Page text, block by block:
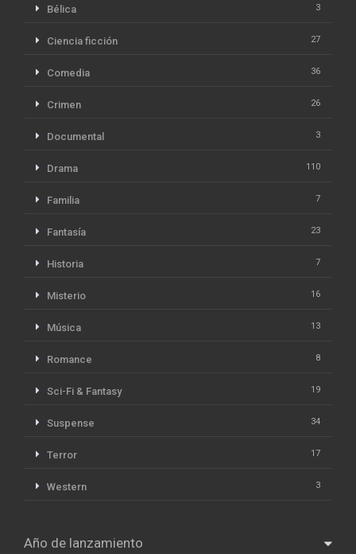
Bélica 3
Ciencia ficción 27
Comedia 36
Crimen 26
Documental 3
Drama 110
Familia 7
Fantasía 23
Historia 7
Misterio 16
Música 13
Romance 8
Sci-Fi & Fantasy 19
Suspense 34
Terror 17
Western 3
Año de lanzamiento